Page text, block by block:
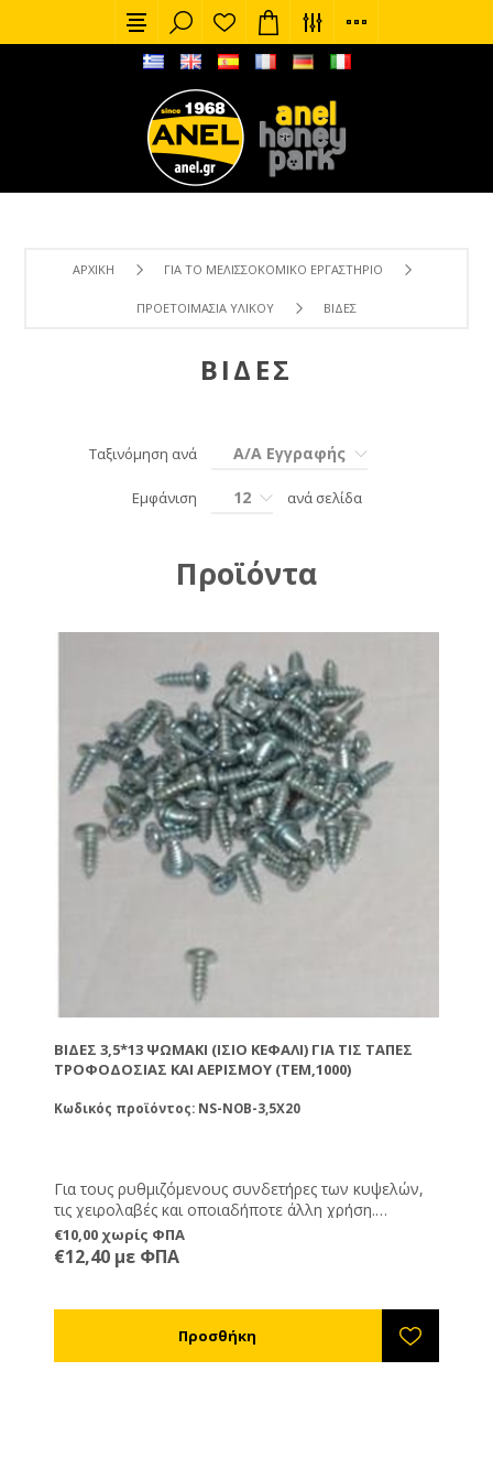
ΑΡΧΙΚΉ ΓΙΑ ΤΟ ΜΕΛΙΣΣΟΚΟΜΙΚΌ ΕΡΓΑΣΤΉΡΙΟ
ΠΡΟΕΤΟΙΜΑΣΊΑ ΥΛΙΚΟΎ ΒΊΔΕΣ
ΒΊΔΕΣ
Ταξινόμηση ανά Α/Α Εγγραφής
Εμφάνιση 12 ανά σελίδα
Προϊόντα
ΒΊΔΕΣ 3,5*13 ΨΩΜΆΚΙ (ΊΣΙΟ ΚΕΦΆΛΙ) ΓΙΑ ΤΙΣ ΤΆΠΕΣ
ΤΡΟΦΟΔΟΣΊΑΣ ΚΑΙ ΑΕΡΙΣΜΟΎ (ΤΕΜ,1000)
Κωδικός προϊόντος: NS-NOB-3,5X20
Για τους ρυθμιζόμενους συνδετήρες των κυψελών,
τις χειρολαβές και οποιαδήποτε άλλη χρήση.
Επίπεδες.
€10,00 χωρίς ΦΠΑ
€12,40 με ΦΠΑ